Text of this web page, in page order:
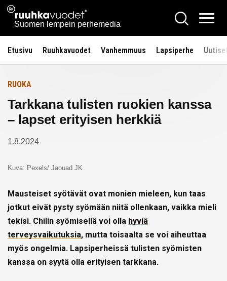
Siirry
sisältöön
Ruuhkavuodet.fi
Suomen lempein perhemedia
Hae
Etusivu Ruuhkavuodet Vanhemmuus Lapsiperhe
Etusivulle
RUOKA
Tarkkana tulisten ruokien kanssa
– lapset erityisen herkkiä
1.8.2024
Kuva: Pexels/ Jaouad JK
Mausteiset syötävät ovat monien mieleen, kun taas
jotkut eivät pysty syömään niitä ollenkaan, vaikka mieli
tekisi. Chilin syömisellä voi olla hyviä
terveysvaikutuksia, mutta toisaalta se voi aiheuttaa
myös ongelmia. Lapsiperheissä tulisten syömisten
kanssa on syytä olla erityisen tarkkana.